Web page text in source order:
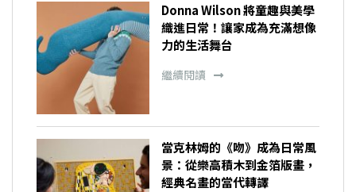
Donna Wilson 將童趣與美學
織進日常！讓家成為充滿想像
力的生活舞台
繼續閱讀
當克林姆的《吻》成為日常風
景：從樂高積木到金箔版畫，
經典名畫的當代轉譯